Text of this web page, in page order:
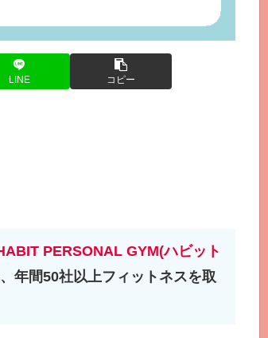
LINE コピー
PERSONAL GYM(ハビット
年間50社以上フィットネスを取